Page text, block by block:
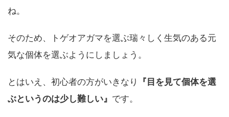
ね。
そのため、トゲオアガマを選ぶ瑞々しく生気のある元
気な個体を選ぶようにしましょう。
とはいえ、初心者の方がいきなり
『目を見て個体を選
ぶというのは少し難しい』 です。